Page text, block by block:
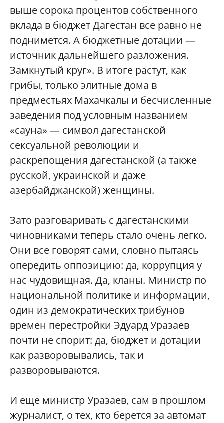
выше сорока процентов собственного
вклада в бюджет Дагестан все равно не
поднимется. А бюджетные дотации —
источник дальнейшего разложения.
Замкнутый круг». В итоге растут, как
грибы, только элитные дома в
предместьях Махачкалы и бесчисленные
заведения под условным названием
«сауна» — символ дагестанской
сексуальной революции и
раскрепощения дагестанской (а также
русской, украинской и даже
азербайджанской) женщины.
Зато разговаривать с дагестанскими
чиновниками теперь стало очень легко.
Они все говорят сами, словно пытаясь
опередить оппозицию: да, коррупция у
нас чудовищная. Да, кланы. Министр по
национальной политике и информации,
один из демократических трибунов
времен перестройки Эдуард Уразаев
почти не спорит: да, бюджет и дотации
как разворовывались, так и
разворовываются.
И еще министр Уразаев, сам в прошлом
журналист, о тех, кто берется за автомат